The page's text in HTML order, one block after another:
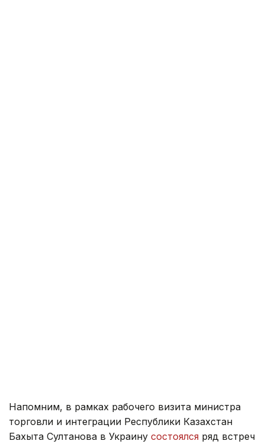
Напомним, в рамках рабочего визита министра
торговли и интеграции Республики Казахстан
Бахыта Султанова в Украину состоялся ряд встреч